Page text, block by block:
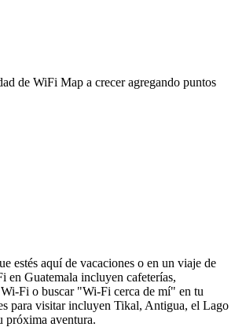
de WiFi Map a crecer agregando puntos
estés aquí de vacaciones o en un viaje de
en Guatemala incluyen cafeterías,
Wi-Fi o buscar "Wi-Fi cerca de mí" en tu
para visitar incluyen Tikal, Antigua, el Lago
próxima aventura.